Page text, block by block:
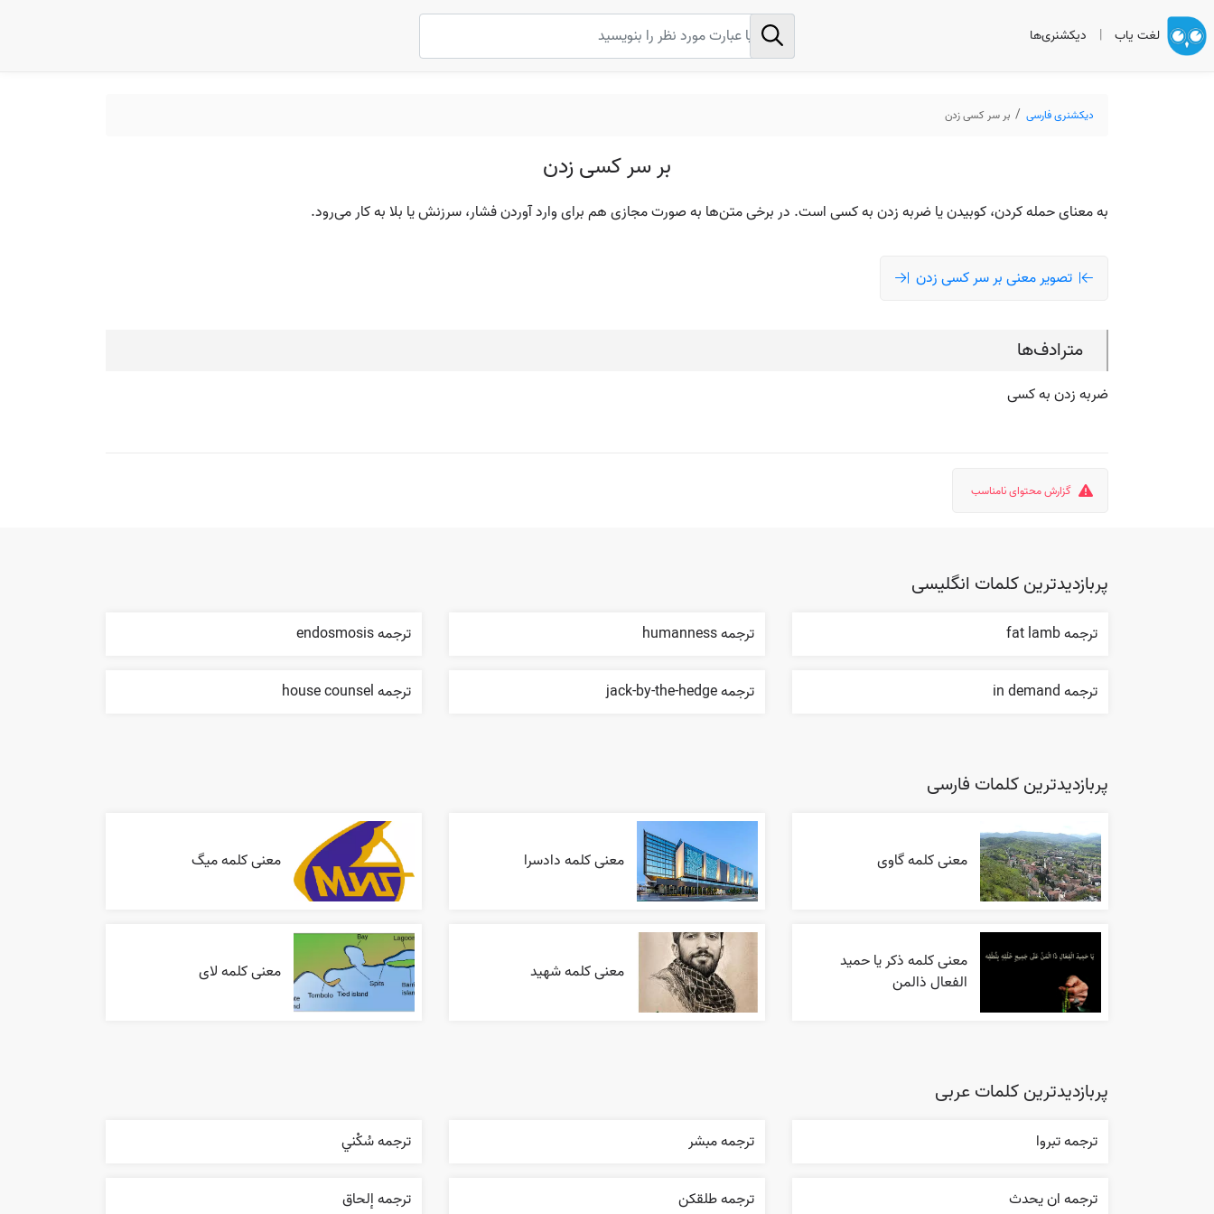
لغت یاب | دیکشنری‌ها
دیکشنری فارسی بر سر کسی زدن
بر سر کسی زدن
به معنای حمله کردن، کوبیدن یا ضربه زدن به کسی است. در برخی متن‌ها به صورت مجازی هم برای وارد آوردن فشار، سرزنش یا بلا به کار می‌رود.
تصویر معنی بر سر کسی زدن
مترادف‌ها
ضربه زدن به کسی
گزارش محتوای نامناسب
پربازدیدترین کلمات انگلیسی
ترجمه fat lamb ترجمه humanness ترجمه endosmosis
ترجمه in demand ترجمه jack-by-the-hedge ترجمه house counsel
پربازدیدترین کلمات فارسی
معنی کلمه گاوی معنی کلمه دادسرا معنی کلمه میگ
معنی کلمه ذکر یا حمید
الفعال ذالمن
معنی کلمه شهید معنی کلمه لای
پربازدیدترین کلمات عربی
ترجمه تبروا ترجمه مبشر ترجمه سُکْني
ترجمه ان يحدث ترجمه طلقکن ترجمه إلحاق